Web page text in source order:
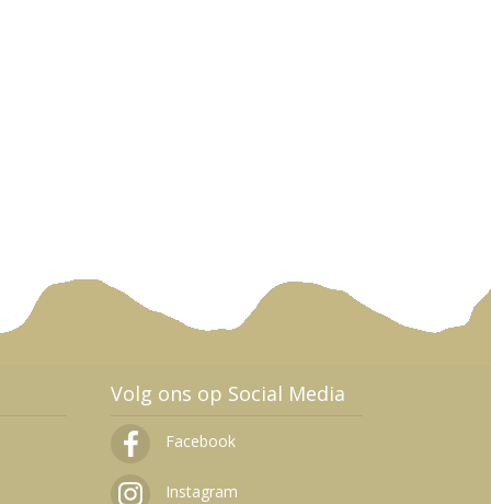
Volg ons op Social Media
Facebook
Instagram